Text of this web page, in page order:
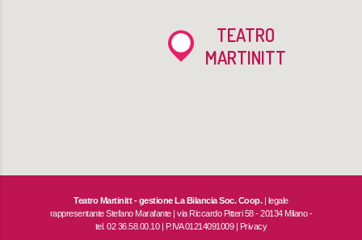
TEATRO
MARTINITT
Teatro Martinitt - gestione La Bilancia Soc. Coop.| legale
rappresentante Stefano Marafante | via Riccardo Pitteri 58 - 20134 Milano -
tel. 02 36.58.00.10 | P.IVA 01214091009 | Privacy